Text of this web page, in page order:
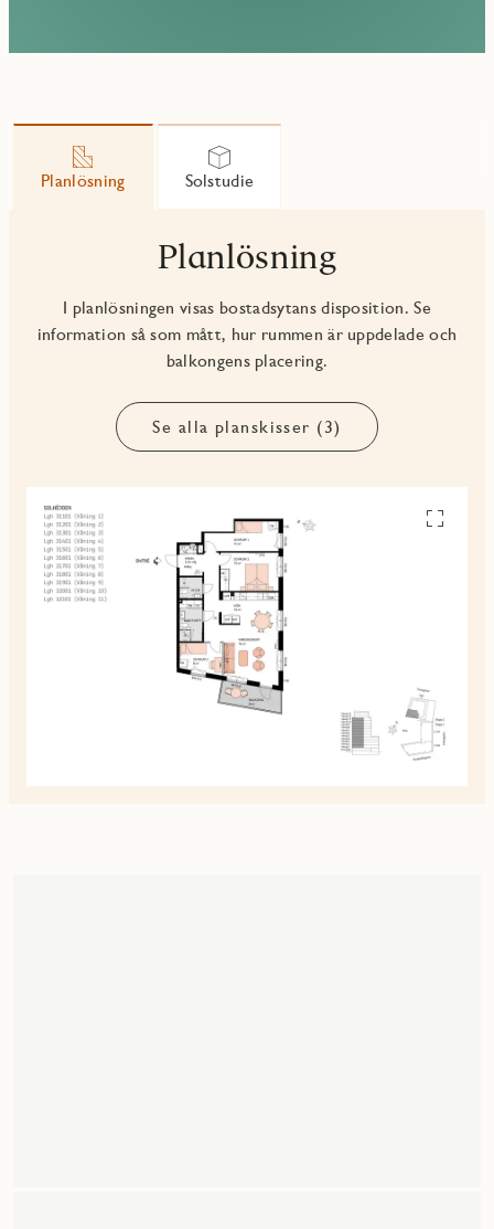
Planlösning Solstudie
Planlösning
I planlösningen visas bostadsytans disposition. Se
information så som mått, hur rummen är uppdelade och
balkongens placering.
Se alla planskisser (3)
Se